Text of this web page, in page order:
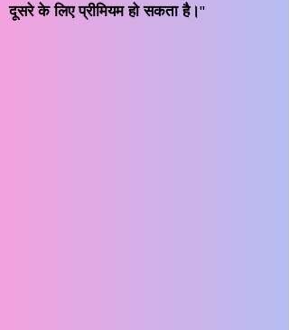
दूसरे के लिए प्रीमियम हो सकता है।"